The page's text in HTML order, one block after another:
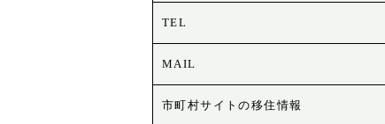
TEL
MAIL
市町村サイトの移住情報